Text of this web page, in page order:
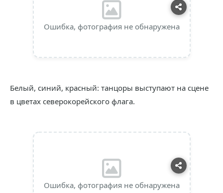
Ошибка, фотография не обнаружена
Белый, синий, красный: танцоры выступают на сцене
в цветах северокорейского флага.
Ошибка, фотография не обнаружена